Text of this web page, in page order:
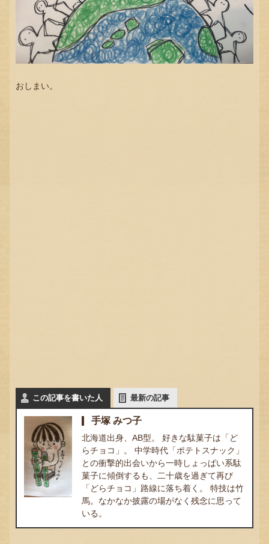
おしまい。
この記事を書いた人 最新の記事
手塚 みつ子
北海道出身、AB型。 好きな駄菓子は「ど
らチョコ」。 中学時代「ポテトスナック」
との衝撃的出会いから一時しょっぱい系駄
菓子に傾倒するも、二十歳を過ぎて再び
「どらチョコ」路線に落ち着く。 特技は竹
馬。なかなか披露の場がなく残念に思って
いる。